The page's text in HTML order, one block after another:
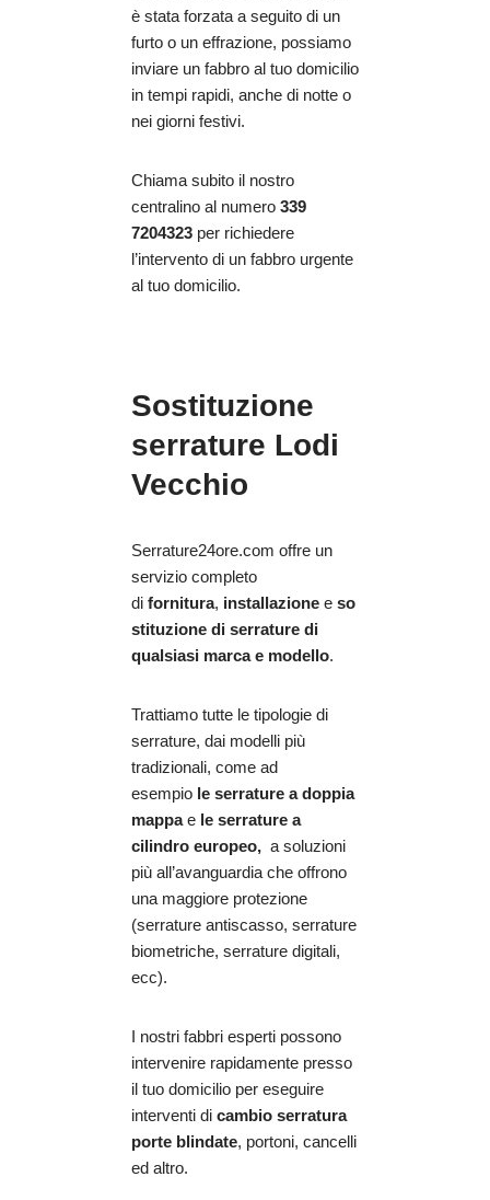
è stata forzata a seguito di un
furto o un effrazione, possiamo
inviare un fabbro al tuo domicilio
in tempi rapidi, anche di notte o
nei giorni festivi.
Chiama subito il nostro
centralino al numero 339
7204323 per richiedere
l’intervento di un fabbro urgente
al tuo domicilio.
Sostituzione
serrature Lodi
Vecchio
Serrature24ore.com offre un
servizio completo
di fornitura, installazione e so
stituzione di serrature di
qualsiasi marca e modello.
Trattiamo tutte le tipologie di
serrature, dai modelli più
tradizionali, come ad
esempio le serrature a doppia
mappae le serrature a
cilindro europeo, a soluzioni
più all’avanguardia che offrono
una maggiore protezione
(serrature antiscasso, serrature
biometriche, serrature digitali,
ecc).
I nostri fabbri esperti possono
intervenire rapidamente presso
il tuo domicilio per eseguire
interventi di cambio serratura
porte blindate, portoni, cancelli
ed altro.